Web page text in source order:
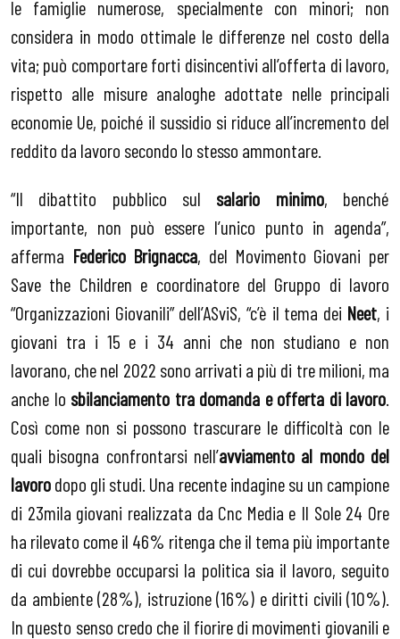
le famiglie numerose, specialmente con minori; non
considera in modo ottimale le differenze nel costo della
vita; può comportare forti disincentivi all’offerta di lavoro,
rispetto alle misure analoghe adottate nelle principali
economie Ue, poiché il sussidio si riduce all’incremento del
reddito da lavoro secondo lo stesso ammontare.
“Il dibattito pubblico sul salario minimo, benché
importante, non può essere l’unico punto in agenda”,
afferma Federico Brignacca, del Movimento Giovani per
Save the Children e coordinatore del Gruppo di lavoro
“Organizzazioni Giovanili” dell’ASviS, “c’è il tema dei Neet, i
giovani tra i 15 e i 34 anni che non studiano e non
lavorano, che nel 2022 sono arrivati a più di tre milioni, ma
anche lo sbilanciamento tra domanda e offerta di lavoro
Così come non si possono trascurare le difficoltà con le
quali bisogna confrontarsi nell’avviamento al mondo del
lavorodopo gli studi. Una recente indagine su un campione
di 23mila giovani realizzata da Cnc Media e Il Sole 24 Ore
ha rilevato come il 46% ritenga che il tema più importante
di cui dovrebbe occuparsi la politica sia il lavoro, seguito
da ambiente (28%), istruzione (16%) e diritti civili (10%).
In questo senso credo che il fiorire di movimenti giovanili e